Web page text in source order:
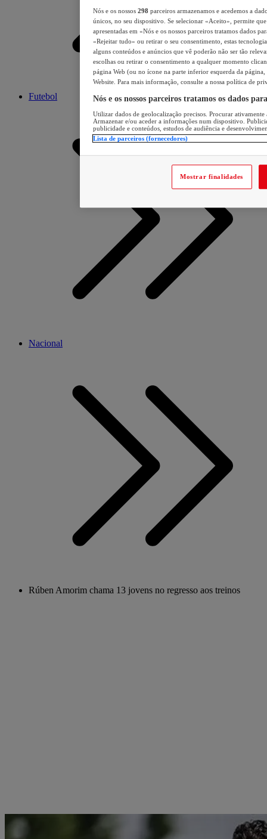
Futebol
Nacional
Rúben Amorim chama 13 jovens no regresso aos treinos
Nós e os nossos 298 parceiros armazenamos e acedemos a
únicos, no seu dispositivo. Se selecionar «Aceito», permite
apresentadas em «Nós e os nossos parceiros tratamos dados
«Rejeitar tudo» ou retirar o seu consentimento, estas
alguns conteúdos e anúncios que vê poderão não ser tão
escolhas ou retirar o consentimento a qualquer momento
página Web (ou no ícone na parte inferior esquerda da página,
Website. Para mais informação, consulte a nossa política de
Nós e os nossos parceiros tratamos os dados
Utilizar dados de geolocalização precisos. Procurar
Armazenar e/ou aceder a informações num dispositivo.
publicidade e conteúdos, estudos de audiência e
Lista de parceiros (fornecedores)
Mostrar finalidades